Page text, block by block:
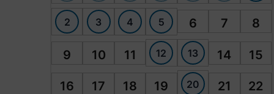
2 3 4 5 6 7 8
9 10 11 12 13 14 15
16 17 18 19 20 21 22